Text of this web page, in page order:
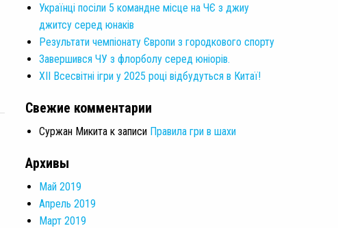
Українці посіли 5 командне місце на ЧЄ з джиу
джитсу серед юнаків
Результати чемпіонату Європи з городкового спорту
Завершився ЧУ з флорболу серед юніорів.
XII Всесвітні ігри у 2025 році відбудуться в Китаї!
Свежие комментарии
Суржан Микита к записи Правила гри в шахи
Архивы
Май 2019
Апрель 2019
Март 2019